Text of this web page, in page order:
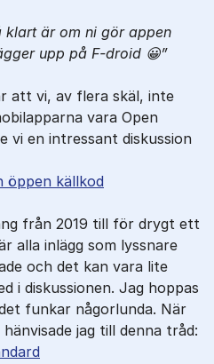
klart är om ni gör appen
upp på F-droid 😀
att vi, av flera skäl, inte
vara Open
vi en intressant diskussion
öppen källkod
från 2019 till för drygt ett
alla inlägg som lyssnare
och det kan vara lite
i diskussionen. Jag hoppas
funkar någorlunda. När
jag till denna tråd: